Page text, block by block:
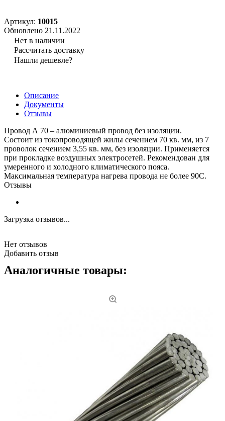
Артикул: 10015
Обновлено 21.11.2022
Нет в наличии
Рассчитать доставку
Нашли дешевле?
Описание
Документы
Отзывы
Провод А 70 – алюминиевый провод без изоляции.
Состоит из токопроводящей жилы сечением 70 кв. мм, из 7
проволок сечением 3,55 кв. мм, без изоляции. Применяется
при прокладке воздушных электросетей. Рекомендован для
умеренного и холодного климатического пояса.
Максимальная температура нагрева провода не более 90С.
Отзывы
Загрузка отзывов...
Нет отзывов
Добавить отзыв
Аналогичные товары: